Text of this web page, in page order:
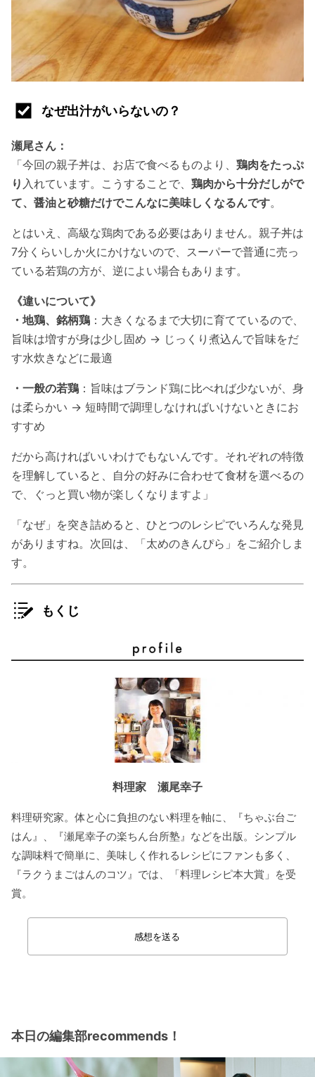
なぜ出汁がいらないの？
瀬尾さん：
「今回の親子丼は、お店で食べるものより、 鶏肉をたっぷ
り 入れています。こうすることで、 鶏肉から十分だしがで
て、醤油と砂糖だけでこんなに美味しくなるんです。
とはいえ、高級な鶏肉である必要はありません。親子丼は
7分くらいしか火にかけないので、スーパーで普通に売っ
ている若鶏の方が、逆によい場合もあります。
《違いについて》
・地鶏、銘柄鶏 ：大きくなるまで大切に育てているので、
旨味は増すが身は少し固め → じっくり煮込んで旨味をだ
す水炊きなどに最適
・一般の若鶏 ：旨味はブランド鶏に比べれば少ないが、身
は柔らかい → 短時間で調理しなければいけないときにお
すすめ
だから高ければいいわけでもないんです。それぞれの特徴
を理解していると、自分の好みに合わせて食材を選べるの
で、ぐっと買い物が楽しくなりますよ」
「なぜ」を突き詰めると、ひとつのレシピでいろんな発見
がありますね。次回は、「太めのきんぴら」をご紹介しま
す。
もくじ
料理家 瀬尾幸子
料理研究家。体と心に負担のない料理を軸に、『ちゃぶ台ご
はん』 、『瀬尾幸子の楽ちん台所塾』などを出版。シンプル
な調味料で簡単に、美味しく作れるレシピにファンも多く、
『ラクうまごはんのコツ』では、「料理レシピ本大賞」を受
賞。
感想を送る
本日の編集部recommends！